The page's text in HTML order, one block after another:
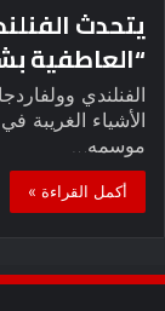
يتحدث
“العاطفية
الفنلندي
موسمه…
أكمل القراءة »